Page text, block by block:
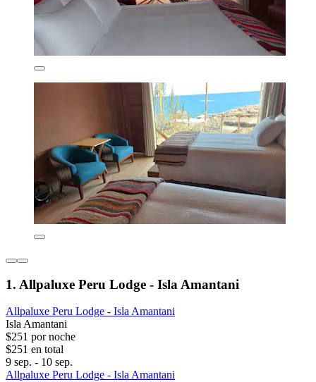
1. Allpaluxe Peru Lodge - Isla Amantani
Allpaluxe Peru Lodge - Isla Amantani
Isla Amantani
$251 por noche
$251 en total
9 sep. - 10 sep.
Allpaluxe Peru Lodge - Isla Amantani